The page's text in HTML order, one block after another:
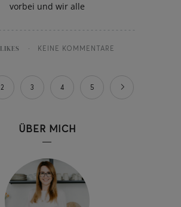
vorbei und wir alle
LIKES KEINE KOMMENTARE
2 3 4 5
ÜBER MICH